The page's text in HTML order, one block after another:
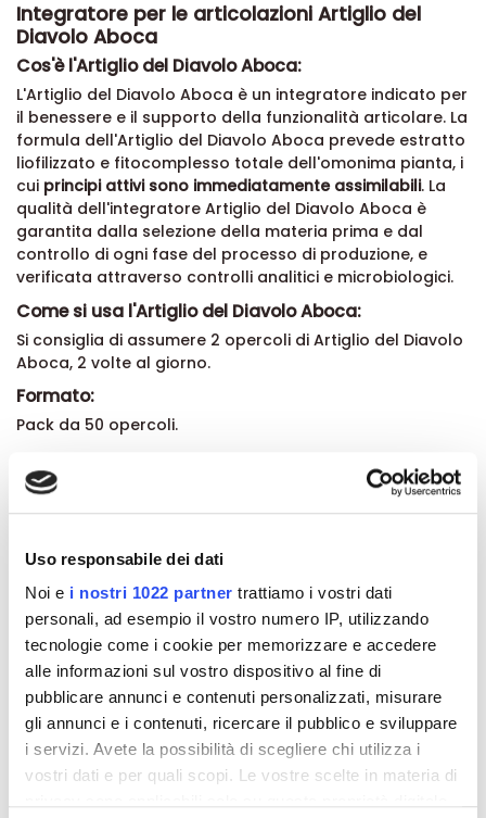
Uso responsabile dei dati
Noi e i nostri 1022 partner trattiamo i vostri dati
personali, ad esempio il vostro numero IP, utilizzando
tecnologie come i cookie per memorizzare e accedere
alle informazioni sul vostro dispositivo al fine di
pubblicare annunci e contenuti personalizzati, misurare
gli annunci e i contenuti, ricercare il pubblico e sviluppare
i servizi. Avete la possibilità di scegliere chi utilizza i
vostri dati e per quali scopi. Le vostre scelte in materia di
Integratore per le articolazioni Artiglio del
Diavolo Aboca
Cos'è l'Artiglio del Diavolo Aboca:
L'Artiglio del Diavolo Aboca è un integratore indicato per
il benessere e il supporto della funzionalità articolare. La
formula dell'Artiglio del Diavolo Aboca prevede estratto
liofilizzato e fitocomplesso totale dell'omonima pianta, i
cui principi attivi sono immediatamente assimilabili. La
qualità dell'integratore Artiglio del Diavolo Aboca è
garantita dalla selezione della materia prima e dal
controllo di ogni fase del processo di produzione, e
verificata attraverso controlli analitici e microbiologici.
Come si usa l'Artiglio del Diavolo Aboca:
Si consiglia di assumere 2 opercoli di Artiglio del Diavolo
Aboca, 2 volte al giorno.
Formato:
Pack da 50 opercoli.
Recensioni
Altri prodotti che potrebbero
interessarti